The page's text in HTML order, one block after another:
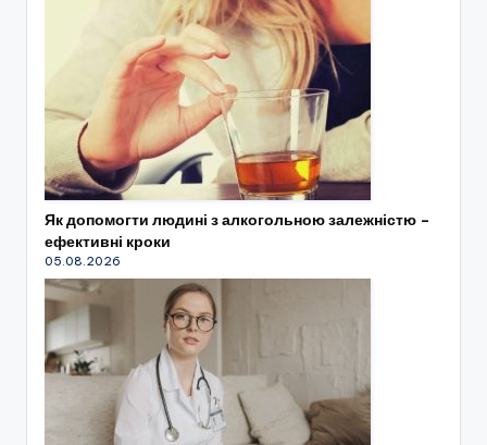
Як допомогти людині з алкогольною залежністю –
ефективні кроки
05.08.2026